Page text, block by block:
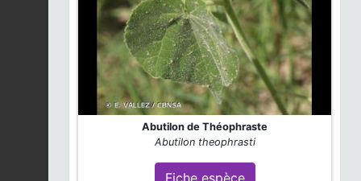
Abutilon de Théophraste
Abutilon theophrasti